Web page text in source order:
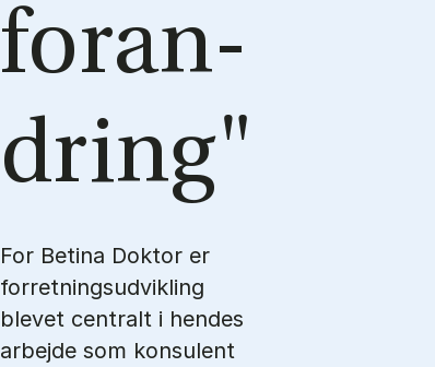
for­an­
dring"
For Betina Doktor er
forretningsudvikling
blevet centralt i hendes
arbejde som konsulent